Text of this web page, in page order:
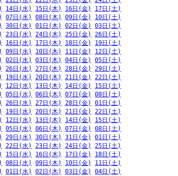
14日(水) 15日(木) 16日(金)
17日(土)
07日(水) 08日(木) 09日(金)
10日(土)
30日(水) 01日(木) 02日(金)
03日(土)
23日(水) 24日(木) 25日(金)
26日(土)
16日(水) 17日(木) 18日(金)
19日(土)
09日(水) 10日(木) 11日(金)
12日(土)
02日(水) 03日(木) 04日(金)
05日(土)
26日(水) 27日(木) 28日(金)
29日(土)
19日(水) 20日(木) 21日(金)
22日(土)
12日(水) 13日(木) 14日(金)
15日(土)
05日(水) 06日(木) 07日(金)
08日(土)
26日(水) 27日(木) 28日(金)
01日(土)
19日(水) 20日(木) 21日(金)
22日(土)
12日(水) 13日(木) 14日(金)
15日(土)
05日(水) 06日(木) 07日(金)
08日(土)
29日(水) 30日(木) 31日(金)
01日(土)
22日(水) 23日(木) 24日(金)
25日(土)
15日(水) 16日(木) 17日(金)
18日(土)
08日(水) 09日(木) 10日(金)
11日(土)
01日(水) 02日(木) 03日(金)
04日(土)